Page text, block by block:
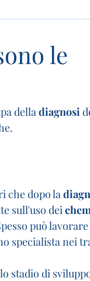
le
della diagnosi
che dopo la
sull'uso dei
può
specialista nei
stadio di